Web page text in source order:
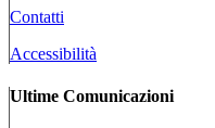
Contatti
Accessibilità
Ultime Comunicazioni